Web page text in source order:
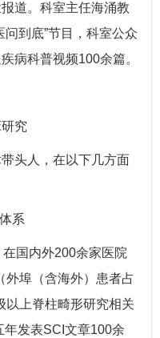
道。科室主任海涌教
到底”节目，科室公众
病科普视频100余篇。
究
头人，在以下几方面
系
国内外200余家医院
外埠（含海外）患者占
以上脊柱畸形研究相关
发表SCI文章100余